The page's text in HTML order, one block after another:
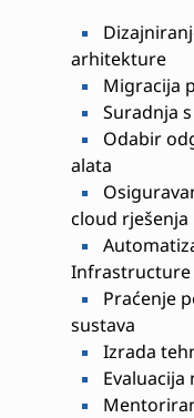
arhitekture
Migracija
Suradnja
Odabir
alata
cloud rješenja
Infrastructure
Praćenje
sustava
Izrada